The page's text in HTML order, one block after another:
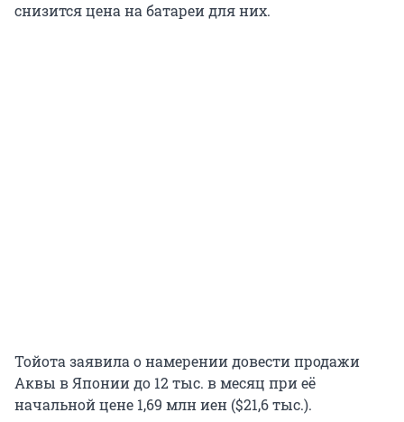
снизится цена на батареи для них.
Тойота заявила о намерении довести продажи
Аквы в Японии до 12 тыс. в месяц при её
начальной цене 1,69 млн иен ($21,6 тыс.).